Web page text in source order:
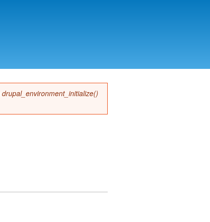
drupal_environment_initialize()